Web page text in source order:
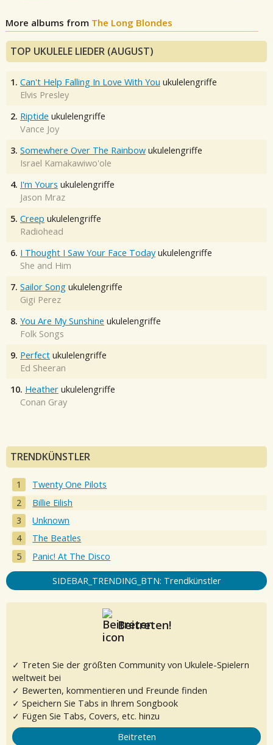
More albums from The Long Blondes
TOP UKULELE LIEDER (AUGUST)
1. Can't Help Falling In Love With You ukulelengriffe
Elvis Presley
2. Riptide ukulelengriffe
Vance Joy
3. Somewhere Over The Rainbow ukulelengriffe
Israel Kamakawiwo'ole
4. I'm Yours ukulelengriffe
Jason Mraz
5. Creep ukulelengriffe
Radiohead
6. I Thought I Saw Your Face Today ukulelengriffe
She and Him
7. Sailor Song ukulelengriffe
Gigi Perez
8. You Are My Sunshine ukulelengriffe
Folk Songs
9. Perfect ukulelengriffe
Ed Sheeran
10. Heather ukulelengriffe
Conan Gray
TRENDKÜNSTLER
Twenty One Pilots
Billie Eilish
Unknown
The Beatles
Panic! At The Disco
SIDEBAR_TRENDING_BTN: Trendkünstler
Beitreten!
✓ Treten Sie der größten Community von Ukulele-Spielern
weltweit bei
✓ Bewerten, kommentieren und Freunde finden
✓ Speichern Sie Tabs in Ihrem Songbook
✓ Fügen Sie Tabs, Covers, etc. hinzu
Beitreten